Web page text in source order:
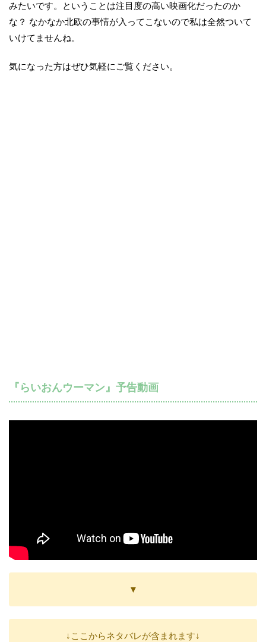
みたいです。ということは注目度の高い映画化だったのか
な？ なかなか北欧の事情が入ってこないので私は全然ついて
いけてませんね。
気になった方はぜひ気軽にご覧ください。
『らいおんウーマン』予告動画
▼
↓ここからネタバレが含まれます↓